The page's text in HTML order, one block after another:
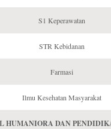
S1 Keperawatan
STR Kebidanan
Farmasi
Ilmu Kesehatan Masyarakat
HUMANIORA DAN